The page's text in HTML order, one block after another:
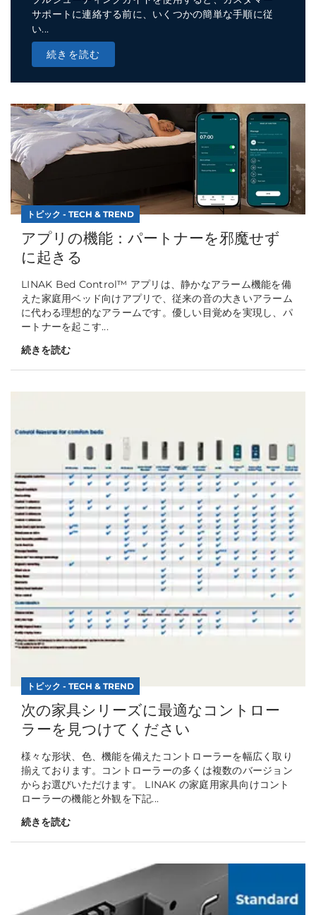
サポートに連絡する前に、いくつかの簡単な手順に従
い...
続きを読む
トピック - TECH & TREND
アプリの機能：パートナーを邪魔せず
に起きる
LINAK Bed Control™ アプリは、静かなアラーム機能を備
えた家庭用ベッド向けアプリで、従来の音の大きいアラーム
に代わる理想的なアラームです。優しい目覚めを実現し、パ
ートナーを起こす...
続きを読む
トピック - TECH & TREND
次の家具シリーズに最適なコントロー
ラーを見つけてください
様々な形状、色、機能を備えたコントローラーを幅広く取り
揃えております。コントローラーの多くは複数のバージョン
からお選びいただけます。 LINAK の家庭用家具向けコント
ローラーの機能と外観を下記...
続きを読む